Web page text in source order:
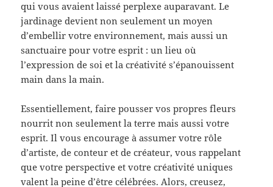
qui vous avaient laissé perplexe auparavant. Le
jardinage devient non seulement un moyen
d’embellir votre environnement, mais aussi un
sanctuaire pour votre esprit : un lieu où
l’expression de soi et la créativité s’épanouissent
main dans la main.
Essentiellement, faire pousser vos propres fleurs
nourrit non seulement la terre mais aussi votre
esprit. Il vous encourage à assumer votre rôle
d’artiste, de conteur et de créateur, vous rappelant
que votre perspective et votre créativité uniques
valent la peine d’être célébrées. Alors, creusez,